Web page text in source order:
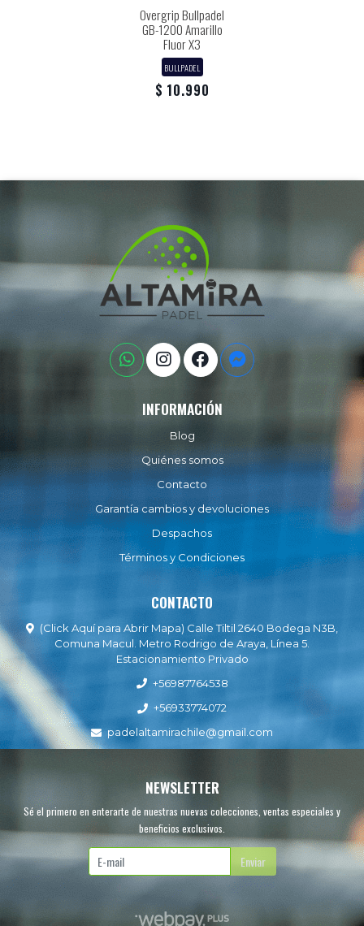
Overgrip Bullpadel
GB-1200 Amarillo
Fluor X3
BULLPADEL
$ 10.990
INFORMACIÓN
Blog
Quiénes somos
Contacto
Garantía cambios y devoluciones
Despachos
Términos y Condiciones
CONTACTO
(Click Aquí para Abrir Mapa) Calle Tiltil 2640 Bodega N3B,
Comuna Macul. Metro Rodrigo de Araya, Línea 5.
Estacionamiento Privado
+56987764538
+56933774072
padelaltamirachile@gmail.com
NEWSLETTER
Sé el primero en enterarte de nuestras nuevas colecciones, ventas especiales y
beneficios exclusivos.
Enviar